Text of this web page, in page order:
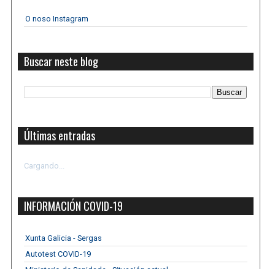
O noso Instagram
Buscar neste blog
Últimas entradas
Cargando...
INFORMACIÓN COVID-19
Xunta Galicia - Sergas
Autotest COVID-19